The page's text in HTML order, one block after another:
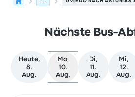
... OVIEDO NACH ASTURIAS
Nächste Bus-
Heute,
8.
Aug.
Mo,
10.
Aug.
Di,
11.
Aug.
Mi,
12.
Aug.